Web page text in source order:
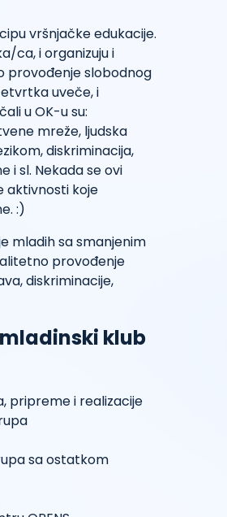
vršnjačke edukacije.
ca, i organizuju i
provođenje slobodnog
uveče, i
u OK-u su:
mreže, ljudska
diskriminacija,
i sl. Nekada se ovi
aktivnosti koje
:)
mladih sa smanjenim
provođenje
diskriminacije,
klub
pripreme i realizacije
sa ostatkom